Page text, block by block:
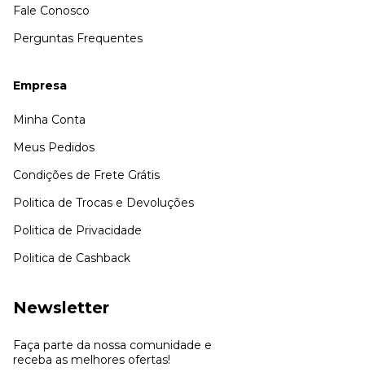
Fale Conosco
Perguntas Frequentes
Empresa
Minha Conta
Meus Pedidos
Condições de Frete Grátis
Politica de Trocas e Devoluções
Politica de Privacidade
Politica de Cashback
Newsletter
Faça parte da nossa comunidade e
receba as melhores ofertas!